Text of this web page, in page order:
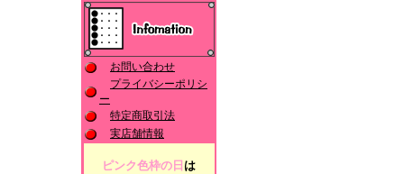
お問い合わせ
プライバシーポリシ
ー
特定商取引法
実店舗情報
ピンク色枠の日 は